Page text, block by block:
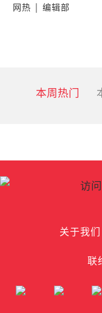
网热 | 编辑部
本周热门
关于我们
联